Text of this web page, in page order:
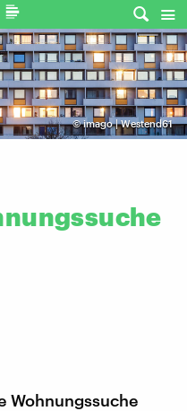
©imago | Westend61
Wohnungssuche